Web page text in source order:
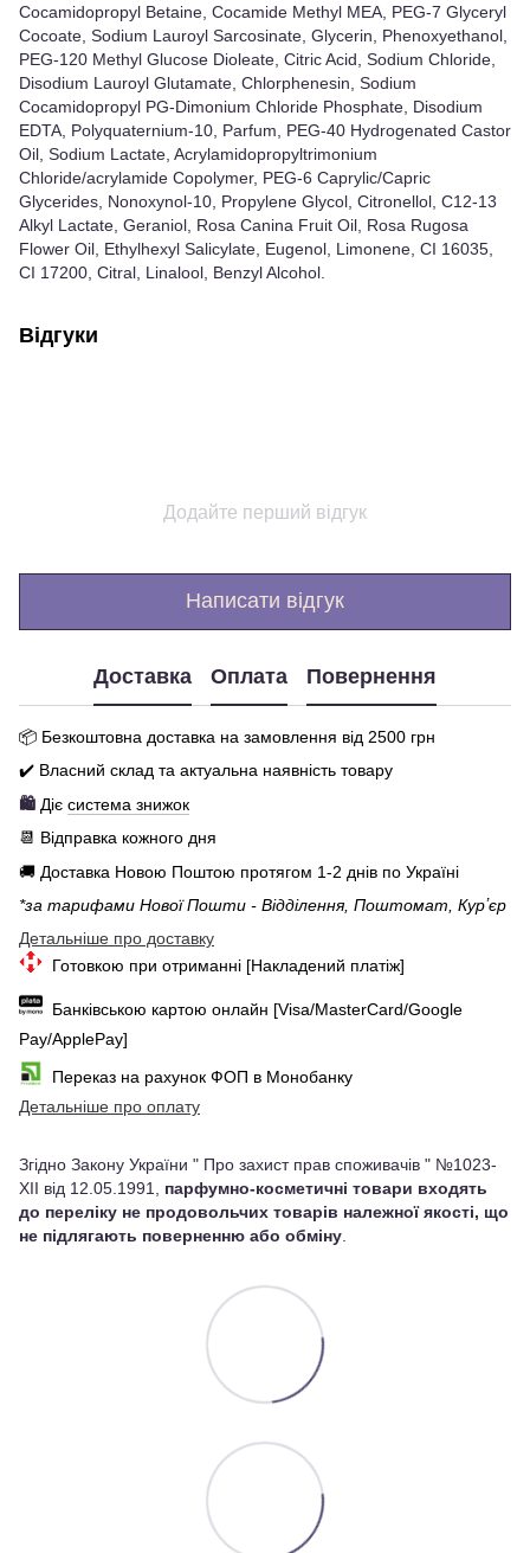
Cocamidopropyl Betaine, Cocamide Methyl MEA, PEG-7 Glyceryl
Cocoate, Sodium Lauroyl Sarcosinate, Glycerin, Phenoxyethanol,
PEG-120 Methyl Glucose Dioleate, Citric Acid, Sodium Chloride,
Disodium Lauroyl Glutamate, Chlorphenesin, Sodium
Cocamidopropyl PG-Dimonium Chloride Phosphate, Disodium
EDTA, Polyquaternium-10, Parfum, PEG-40 Hydrogenated Castor
Oil, Sodium Lactate, Acrylamidopropyltrimonium
Chloride/acrylamide Copolymer, PEG-6 Caprylic/Capric
Glycerides, Nonoxynol-10, Propylene Glycol, Citronellol, C12-13
Alkyl Lactate, Geraniol, Rosa Canina Fruit Oil, Rosa Rugosa
Flower Oil, Ethylhexyl Salicylate, Eugenol, Limonene, CI 16035,
CI 17200, Citral, Linalool, Benzyl Alcohol.
Відгуки
Додайте перший відгук
Написати відгук
Доставка Оплата Повернення
📦 Безкоштовна доставка на замовлення від 2500 грн
✔️ Власний склад та актуальна наявність товару
🛍️ Діє система знижок
📆 Відправка кожного дня
🚚 Доставка Новою Поштою протягом 1-2 днів по Україні
*за тарифами Нової Пошти - Відділення, Поштомат, Курʼєр
Детальніше про доставку
Готовкою при отриманні [Накладений платіж]
Банківською картою онлайн [Visa/MasterCard/Google
Pay/ApplePay]
Переказ на рахунок ФОП в Монобанку
Детальніше про оплату
Згідно Закону України " Про захист прав споживачів " №1023-
XII від 12.05.1991, парфумно-косметичні товари входять
до переліку не продовольчих товарів належної якості, що
не підлягають поверненню або обміну